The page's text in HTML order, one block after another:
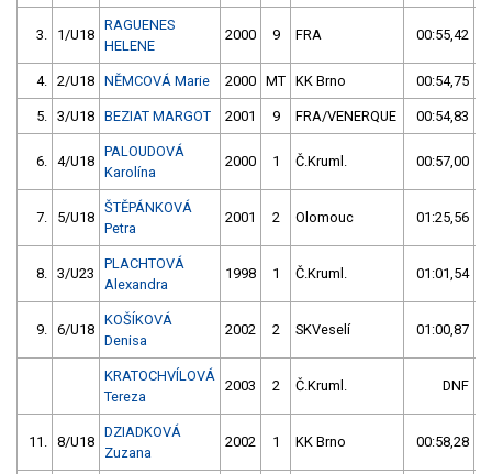
3. 1/U18
RAGUENES
HELENE
2000 9 FRA 00:55,42
4. 2/U18 NĚMCOVÁ Marie 2000 MT KK Brno 00:54,75
5. 3/U18 BEZIAT MARGOT 2001 9 FRA/VENERQUE 00:54,83
6. 4/U18
PALOUDOVÁ
Karolína
2000 1 Č.Kruml. 00:57,00
7. 5/U18
ŠTĚPÁNKOVÁ
Petra
2001 2 Olomouc 01:25,56
8. 3/U23
PLACHTOVÁ
Alexandra
1998 1 Č.Kruml. 01:01,54
9. 6/U18
KOŠÍKOVÁ
Denisa
2002 2 SKVeselí 01:00,87
KRATOCHVÍLOVÁ
Tereza
2003 2 Č.Kruml. DNF
11. 8/U18
DZIADKOVÁ
Zuzana
2002 1 KK Brno 00:58,28